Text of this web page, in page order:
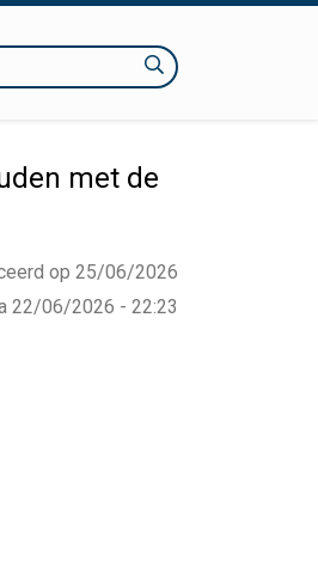
met de
op 25/06/2026
22/06/2026 - 22:23